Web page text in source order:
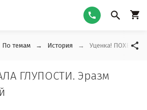
По темам История Уценка! ПОХВАЛА
ГЛУПОСТИ. Эразм